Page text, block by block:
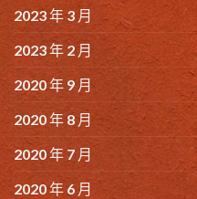
2023 年 3 月
2023 年 2 月
2020 年 9 月
2020 年 8 月
2020 年 7 月
2020 年 6 月